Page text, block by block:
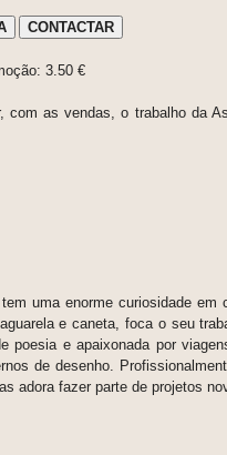
CONTACTAR
3.50 €
com as vendas, o trabalho da
tem uma enorme curiosidade em
e caneta, foca o seu
poesia e apaixonada por
de desenho.
adora fazer parte de projetos